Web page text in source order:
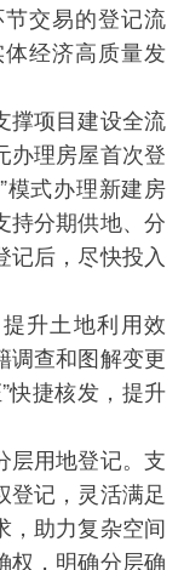
交易的登记流
经济高质量发
项目建设全流
办理房屋首次登
模式办理新建房
持分期供地、分
后，尽快投入
升土地利用效
调查和图解变更
快捷核发，提升
用地登记。支
登记，灵活满足
，助力复杂空间
权，明确分层确